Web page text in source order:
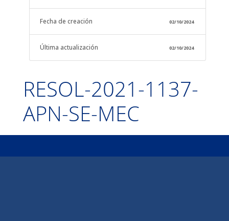
Fecha de creación 02/10/2024
Última actualización 02/10/2024
RESOL-2021-1137-
APN-SE-MEC